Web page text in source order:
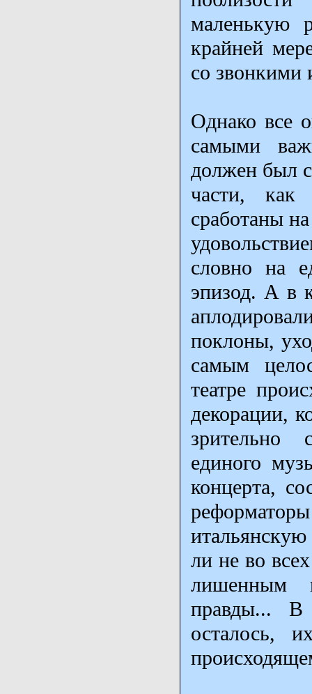
маленькую
крайней
со звонкими
Однако все
самыми
должен был
части, как
сработаны
словно на
эпизод. А в
поклоны,
самым
театре
декорации,
зрительно
единого
концерта,
ли не во
лишенным
правды...
осталось,